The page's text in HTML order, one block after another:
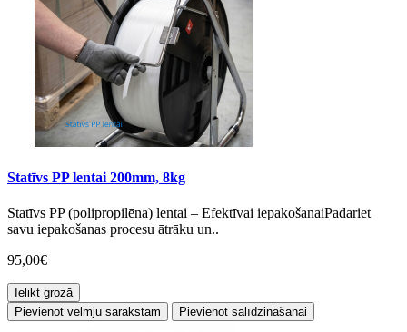
Statīvs PP lentai 200mm, 8kg
Statīvs PP (polipropilēna) lentai – Efektīvai iepakošanaiPadariet
savu iepakošanas procesu ātrāku un..
95,00€
Ielikt grozā
Pievienot vēlmju sarakstam
Pievienot salīdzināšanai